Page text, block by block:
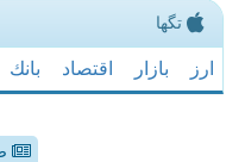
تگها
ارز بازار اقتصاد بانك